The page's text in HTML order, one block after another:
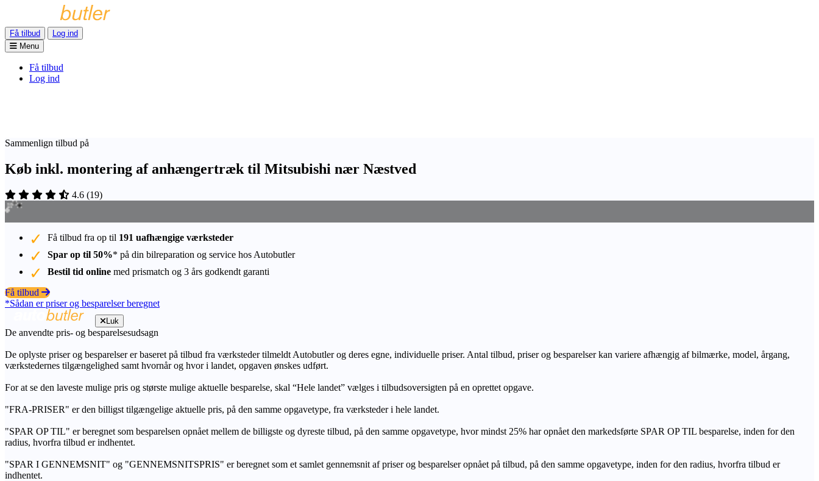
Få tilbud
Log ind
Menu
Få tilbud
Log ind
Sammenlign tilbud på
Køb inkl. montering af anhængertræk til Mitsubishi nær Næstved
4.6 (19)
Få tilbud fra op til 191 uafhængige værksteder
Spar op til 50%* på din bilreparation og service hos Autobutler
Bestil tid online med prismatch og 3 års godkendt garanti
Få tilbud
*Sådan er priser og besparelser beregnet
Luk
De anvendte pris- og besparelsesudsagn
De oplyste priser og besparelser er baseret på tilbud fra værksteder tilmeldt Autobutler og deres egne, individuelle priser. Antal tilbud, priser og besparelser kan variere afhængig af bilmærke, model, årgang,
værkstedernes tilgængelighed samt hvornår og hvor i landet, opgaven ønskes udført.
For at se den laveste mulige pris og største mulige aktuelle besparelse, skal “Hele landet” vælges i tilbudsoversigten på en oprettet opgave.
"FRA-PRISER" er den billigst tilgængelige aktuelle pris, på den samme opgavetype, fra værksteder i hele landet.
"SPAR OP TIL" er beregnet som besparelsen opnået mellem de billigste og dyreste tilbud, på den samme opgavetype, hvor mindst 25% har opnået den markedsførte SPAR OP TIL besparelse, inden for den
radius, hvorfra tilbud er indhentet.
"SPAR I GENNEMSNIT" og "GENNEMSNITSPRIS" er beregnet som et samlet gennemsnit af priser og besparelser opnået på tilbud, på den samme opgavetype, inden for den radius, hvorfra tilbud er
indhentet.